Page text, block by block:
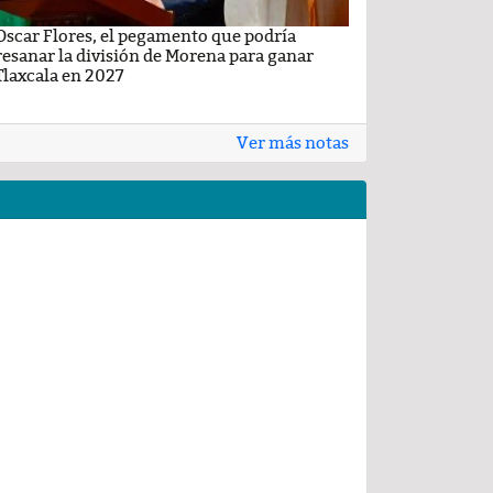
Flores, el pegamento que podría
la división de Morena para ganar
en 2027
Ver más notas